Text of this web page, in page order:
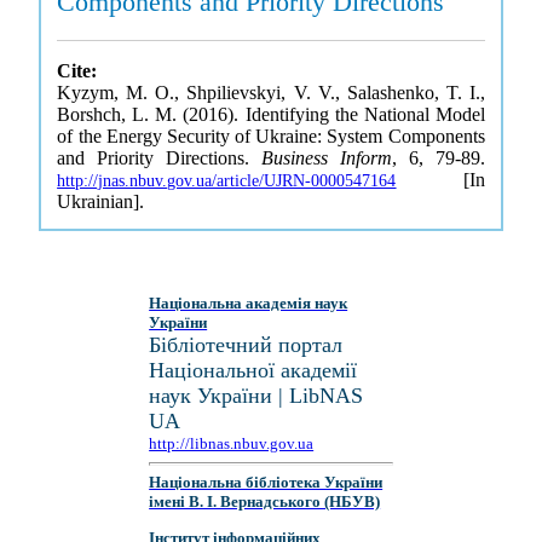
Cite:
Kyzym, M. O., Shpilievskyi, V. V., Salashenko, T. I.,
Borshch, L. M. (2016). Identifying the National Model
of the Energy Security of Ukraine: System Components
and Priority Directions. Business Inform, 6, 79-89.
http://jnas.nbuv.gov.ua/article/UJRN-0000547164 [In
Ukrainian].
Національна академія наук
України
Бібліотечний портал
Національної академії
наук України | LibNAS
UA
http://libnas.nbuv.gov.ua
Національна бібліотека України
імені В. І. Вернадського (НБУВ)
Інститут інформаційних